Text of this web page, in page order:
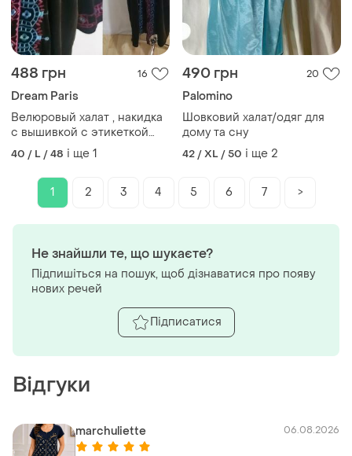
488 грн 16
Dream Paris
Велюровый халат , накидка
с вышивкой с этикеткой
flam mode paris
40 / L / 48 і ще 1
490 грн 20
Palomino
Шовковий халат/одяг для
дому та сну
42 / XL / 50 і ще 2
1 2 3 4 5 6 7 >
Відгуки
marchuliette 06.08.2026
Не знайшли те, що шукаєте?
Підпишіться на пошук, щоб дізнаватися про появу
нових речей
Підписатися